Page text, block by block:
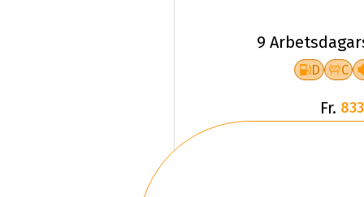
9
D C
Fr.